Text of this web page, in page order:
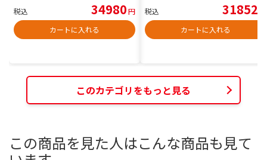
税込 34980円
カートに入れる
税込 31852
カートに入れる
このカテゴリをもっと見る
この商品を見た人はこんな商品も見て